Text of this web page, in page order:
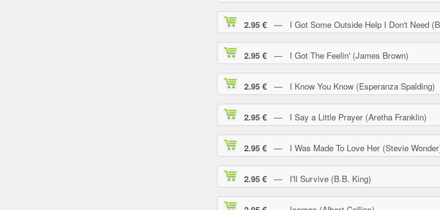
2.95 € — I Got Some Outside Help I Don't Need
2.95 € — I Got The Feelin' (James Brown)
2.95 € — I Know You Know (Esperanza Spalding)
2.95 € — I Say a Little Prayer (Aretha Franklin)
2.95 € — I Was Made To Love Her (Stevie
2.95 € — I'll Survive (B.B. King)